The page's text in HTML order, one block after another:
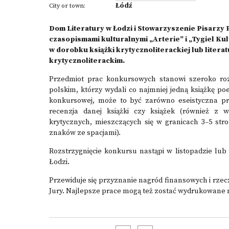
City or town: Łódź
Dom Literatury w Łodzi i Stowarzyszenie Pisarzy
czasopismami kulturalnymi „Arterie” i „Tygiel
w dorobku książki krytycznoliterackiej lub
krytycznoliterackim.
Przedmiot prac konkursowych stanowi szeroko
polskim, którzy wydali co najmniej jedną książkę
konkursowej, może to być zarówno eseistyczna
recenzja danej książki czy książek (również z
krytycznych, mieszczących się w granicach 3–5
znaków ze spacjami).
Rozstrzygnięcie konkursu nastąpi w listopadzie
Łodzi.
Przewiduje się przyznanie nagród finansowych i
Jury. Najlepsze prace mogą też zostać wydrukowane